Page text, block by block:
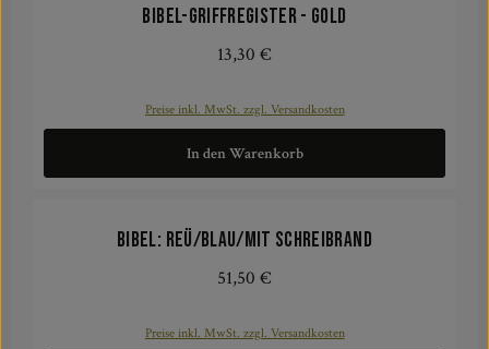
Bibel-Griffregister - gold
Regulärer Preis:
13,30 €
Preise inkl. MwSt. zzgl. Versandkosten
In den Warenkorb
Bibel: REÜ/Blau/Mit Schreibrand
Regulärer Preis:
51,50 €
Preise inkl. MwSt. zzgl. Versandkosten